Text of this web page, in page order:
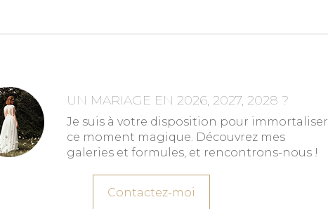
UN MARIAGE EN 2026, 2027, 2028 ?
Je suis à votre disposition pour immortaliser
ce moment magique. Découvrez mes
galeries et formules, et rencontrons-nous !
Contactez-moi